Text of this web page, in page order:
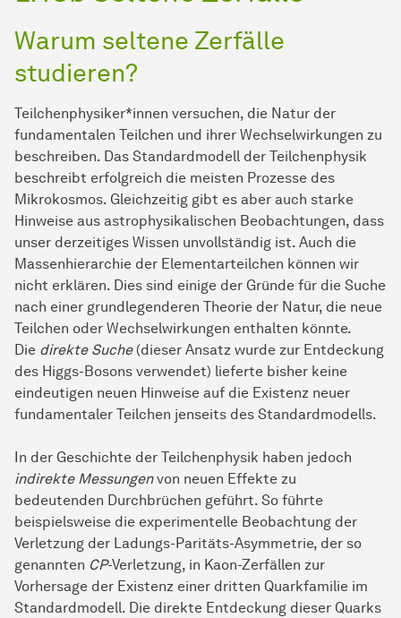
Warum seltene Zerfälle
studieren?
Teilchenphysiker*innen versuchen, die Natur der
fundamentalen Teilchen und ihrer Wechselwirkungen zu
beschreiben. Das Standardmodell der Teilchenphysik
beschreibt erfolgreich die meisten Prozesse des
Mikrokosmos. Gleichzeitig gibt es aber auch starke
Hinweise aus astrophysikalischen Beobachtungen, dass
unser derzeitiges Wissen unvollständig ist. Auch die
Massenhierarchie der Elementarteilchen können wir
nicht erklären. Dies sind einige der Gründe für die Suche
nach einer grundlegenderen Theorie der Natur, die neue
Teilchen oder Wechselwirkungen enthalten könnte.
Die direkte Suche(dieser Ansatz wurde zur Entdeckung
des Higgs-Bosons verwendet) lieferte bisher keine
eindeutigen neuen Hinweise auf die Existenz neuer
fundamentaler Teilchen jenseits des Standardmodells.
In der Geschichte der Teilchenphysik haben jedoch
indirekte Messungenvon neuen Effekte zu
bedeutenden Durchbrüchen geführt. So führte
beispielsweise die experimentelle Beobachtung der
Verletzung der Ladungs-Paritäts-Asymmetrie, der so
genannten CP-Verletzung, in Kaon-Zerfällen zur
Vorhersage der Existenz einer dritten Quarkfamilie im
Standardmodell. Die direkte Entdeckung dieser Quarks